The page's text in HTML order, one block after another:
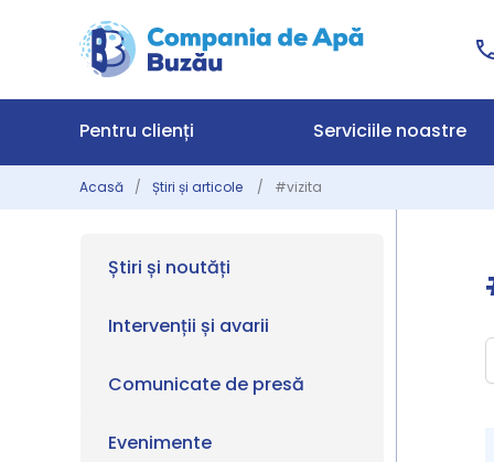
Pentru clienți Serviciile noastre
Acasă Știri și articole #vizita
Știri și noutăți
Intervenții și avarii
Comunicate de presă
Evenimente